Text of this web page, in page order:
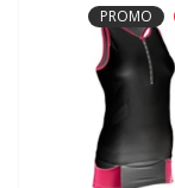
PROMO